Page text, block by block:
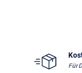
Für